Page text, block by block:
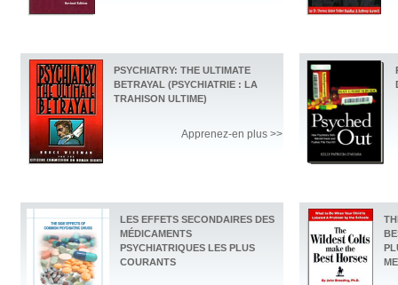
PSYCHIATRY: THE ULTIMATE
BETRAYAL (PSYCHIATRIE : LA
TRAHISON ULTIME)
Apprenez-en plus >>
LES EFFETS SECONDAIRES DES
MÉDICAMENTS
PSYCHIATRIQUES LES PLUS
COURANTS